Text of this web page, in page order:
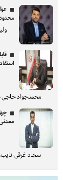
محمدجواد
سجاد غرقی-